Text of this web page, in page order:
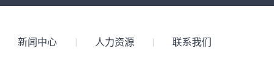
新闻中心 人力资源 联系我们